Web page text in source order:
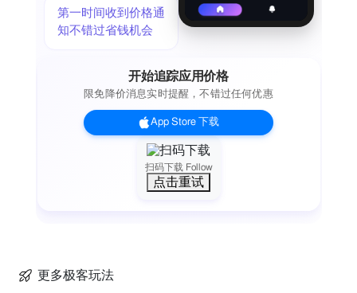
第一时间收到价格通
知不错过省钱机会
扫码下载 Follow
点击重试
开始追踪应用价格
限免降价消息实时提醒，不错过任何优惠
App Store 下载
更多极客玩法